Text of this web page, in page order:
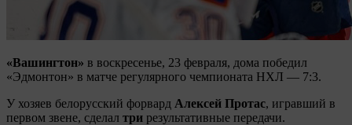
«Вашингтон» в воскресенье, 23 февраля, дома победил
«Эдмонтон» в матче регулярного чемпионата НХЛ — 7:3.
У хозяев белорусский форвард Алексей Протас, игравший в
первом звене, сделал три результативные передачи.